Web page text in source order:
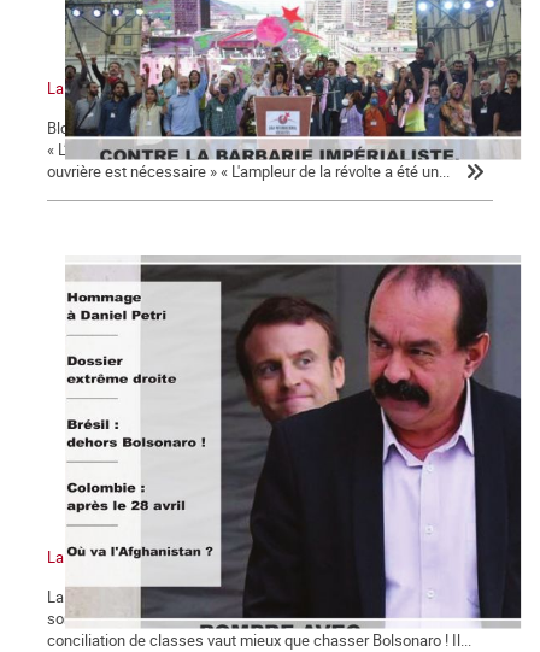
La Commune n°130
Bloc-notes la Commune n°130 17 octobre 1961 : un crime d'État !
« L’irruption d’un mouvement de masse mené par la classe
ouvrière est nécessaire » « L'ampleur de la révolte a été un...
La Commune n°129
La chute de Kaboul : où va l’Afghanistan ? « Dehors Duque et tout
son gouvernement ! ». Pour le Parti des Travailleurs et Lula, la
conciliation de classes vaut mieux que chasser Bolsonaro ! Il...